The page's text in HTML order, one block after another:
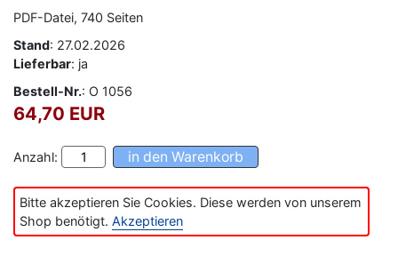
PDF-Datei, 740 Seiten
Stand: 27.02.2026
Lieferbar: ja
Bestell-Nr.: O 1056
64,70 EUR
Anzahl:
Bitte akzeptieren Sie Cookies. Diese werden von unserem
Shop benötigt. Akzeptieren